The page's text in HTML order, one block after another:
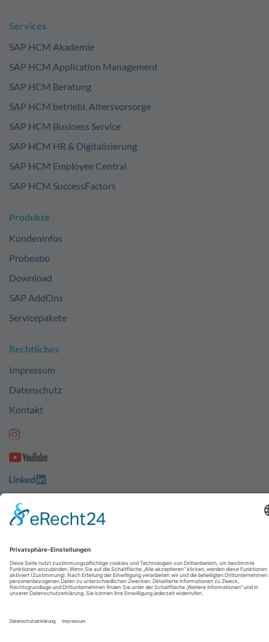
Services
SAP HCM Akademie
SAP HCM Application Management
SAP HCM Beratung
SAP HCM betriebl. Altersvorsorge
SAP HCM Business Service
SAP HCM HR & Digitalisierung
SAP HCM Employee Central
SAP HCM SuccessFactors
Produkte
Kundeninfos
Probeabo
Download
SAP AddOns
Servicepakete
Rechtliches
Impressum
Datenschutz
Kontakt
© 2026abresa GmbH| Designed byUNIKAT